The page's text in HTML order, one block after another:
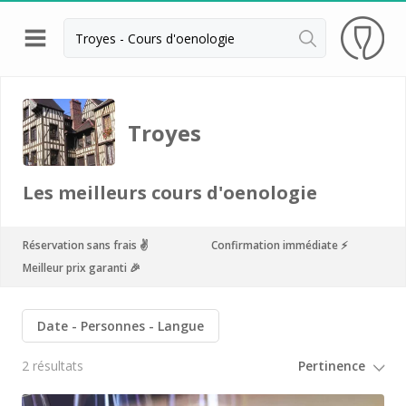
Retour
Visite cave Epernay
Visite cave & dégustation champagne Reims
Champagne Canard Duchêne
Champagne Devaux
Champagne Lanson
Champagne Mercier
Troyes
Les meilleurs cours d'oenologie
Réservation sans frais ✌️
Confirmation immédiate ⚡️
Meilleur prix garanti 🎉
Date Personnes Langue
2 résultats